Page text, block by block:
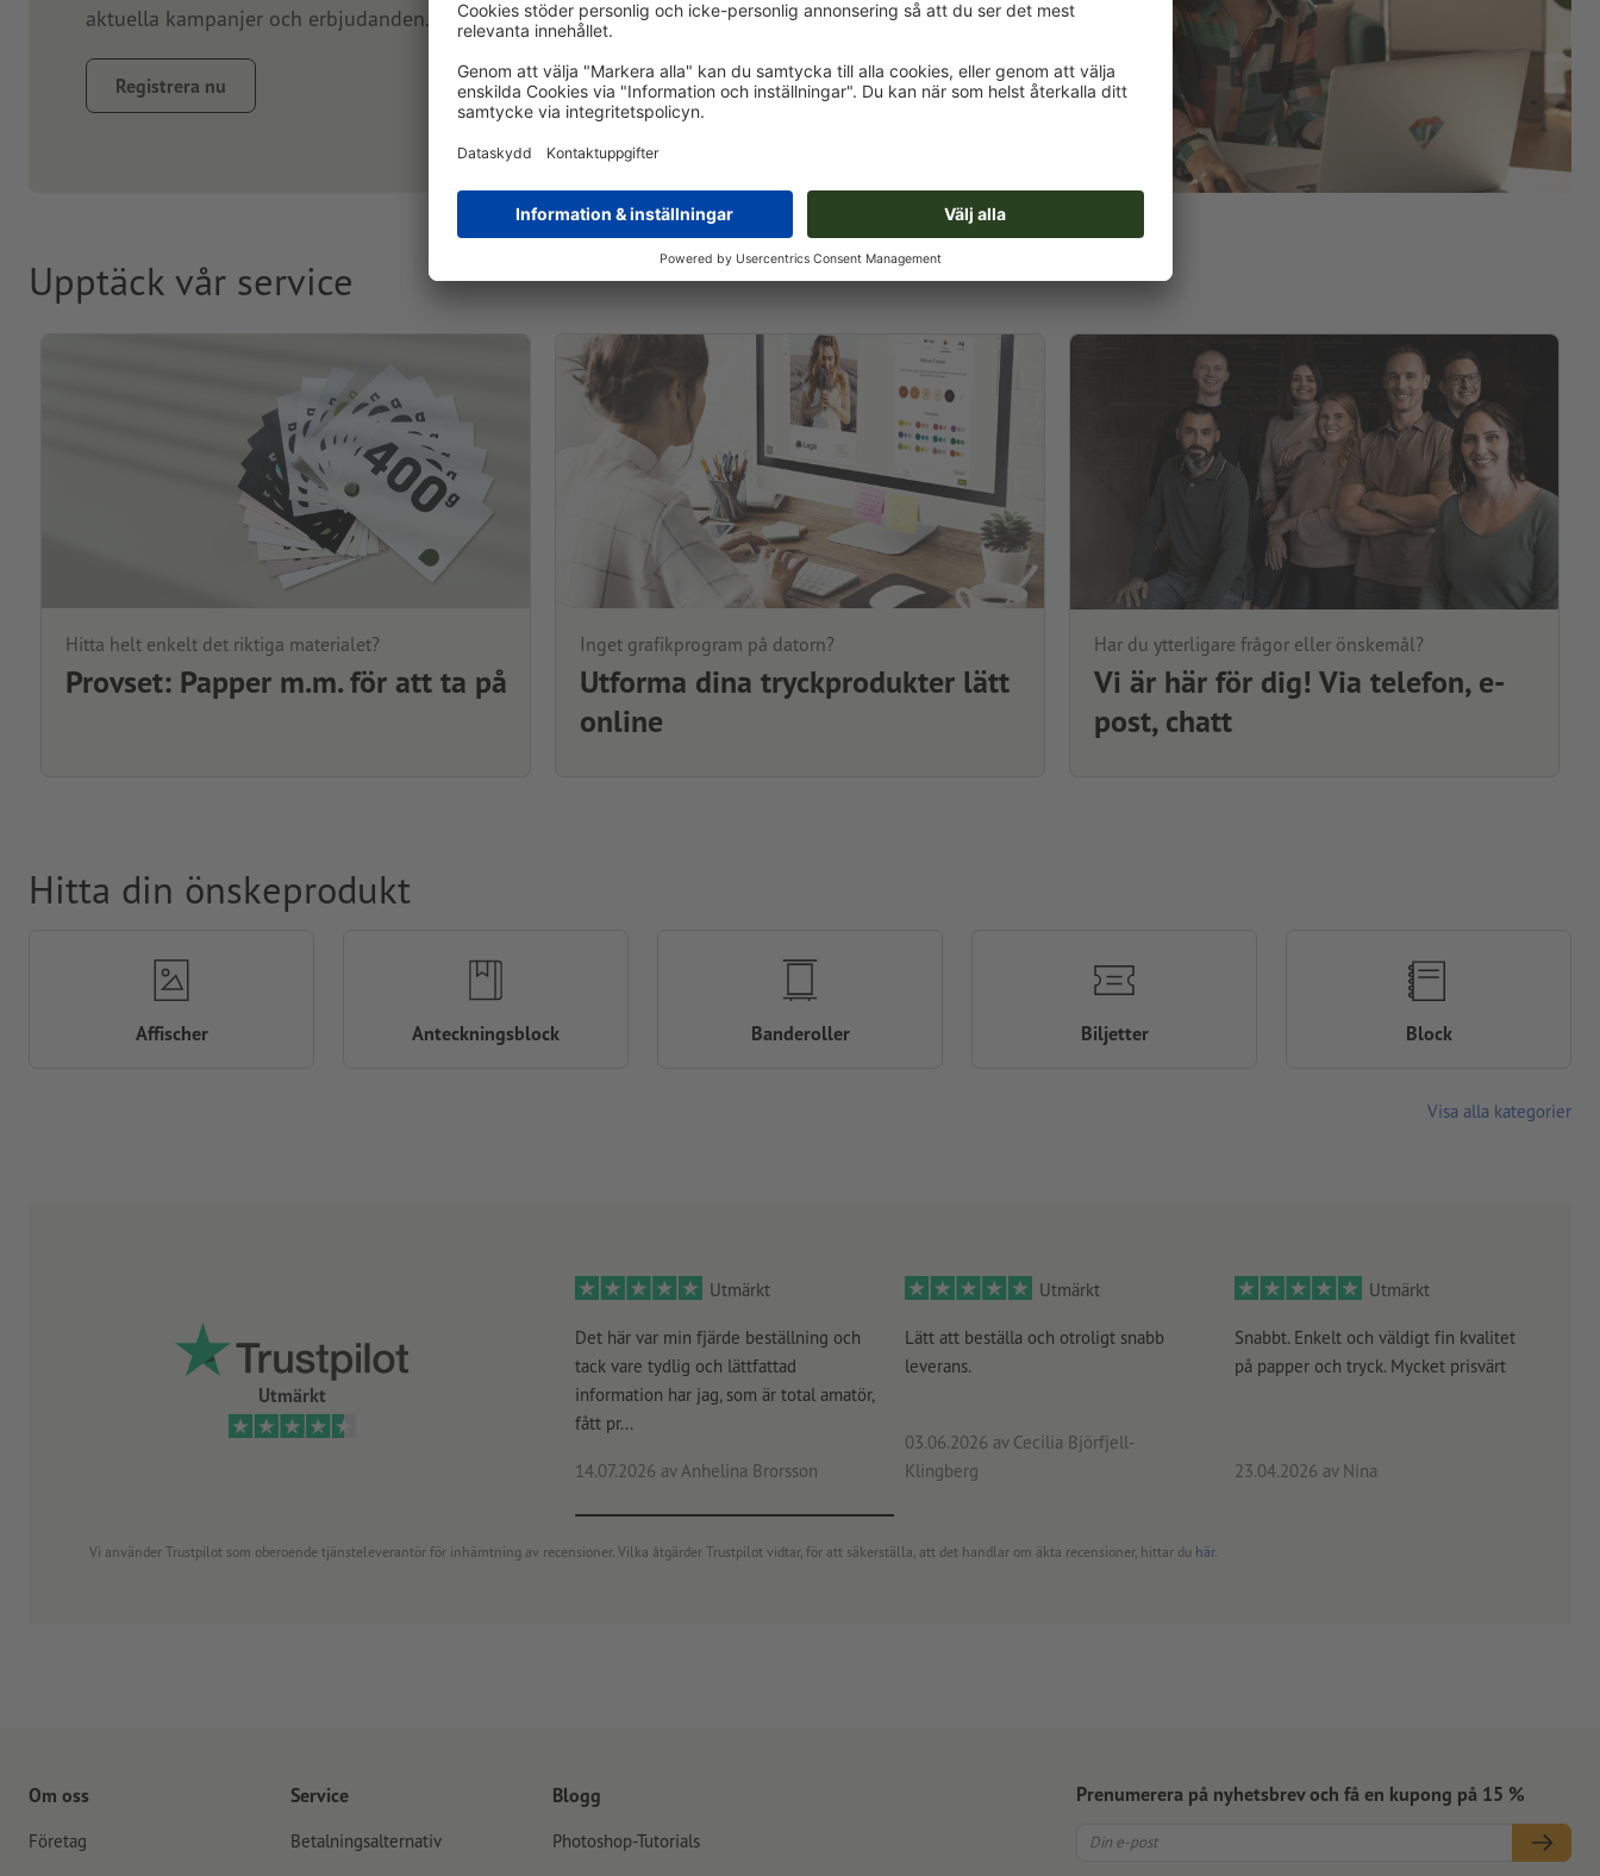
aktuella kampanjer och erbjudanden. Prenumerera nu och säkra din välkomstrabatt.
Registrera nu
Upptäck vår service
Hitta helt enkelt det riktiga materialet?
Provset: Papper m.m. för att ta på
Inget grafikprogram på datorn?
Utforma dina tryckprodukter lätt
online
Har du ytterligare frågor eller önskemål?
Vi är här för dig! Via telefon, e-
post, chatt
Utmärkt
Utmärkt
Det här var min fjärde beställning och
tack vare tydlig och lättfattad
information har jag, som är total amatör,
fått pr...
14.07.2026 av Anhelina Brorsson
Utmärkt
Lätt att beställa och otroligt snabb
leverans.
03.06.2026 av Cecilia Björfjell-
Klingberg
Utmärkt
Snabbt. Enkelt och väldigt fin kvalitet
på papper och tryck. Mycket prisvärt
23.04.2026 av Nina
Vi använder Trustpilot som oberoende tjänsteleverantör för inhämtning av recensioner. Vilka åtgärder Trustpilot vidtar, för att säkerställa, att det handlar om äkta recensioner, hittar du här.
Hitta din önskeprodukt
Affischer Anteckningsblock Banderoller Biljetter Block
Visa alla kategorier
Om oss
Företag
Service
Betalningsalternativ
Blogg
Photoshop-Tutorials
Prenumerera på nyhetsbrev och få en kupong på 15 %